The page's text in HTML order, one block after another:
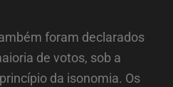
foram declarados
de votos, sob a
da isonomia. Os